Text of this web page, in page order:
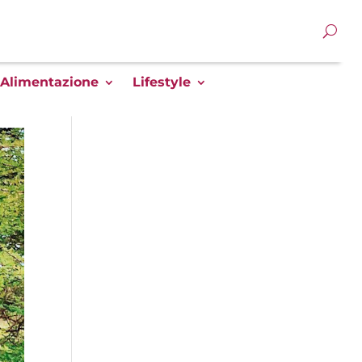
Alimentazione Lifestyle